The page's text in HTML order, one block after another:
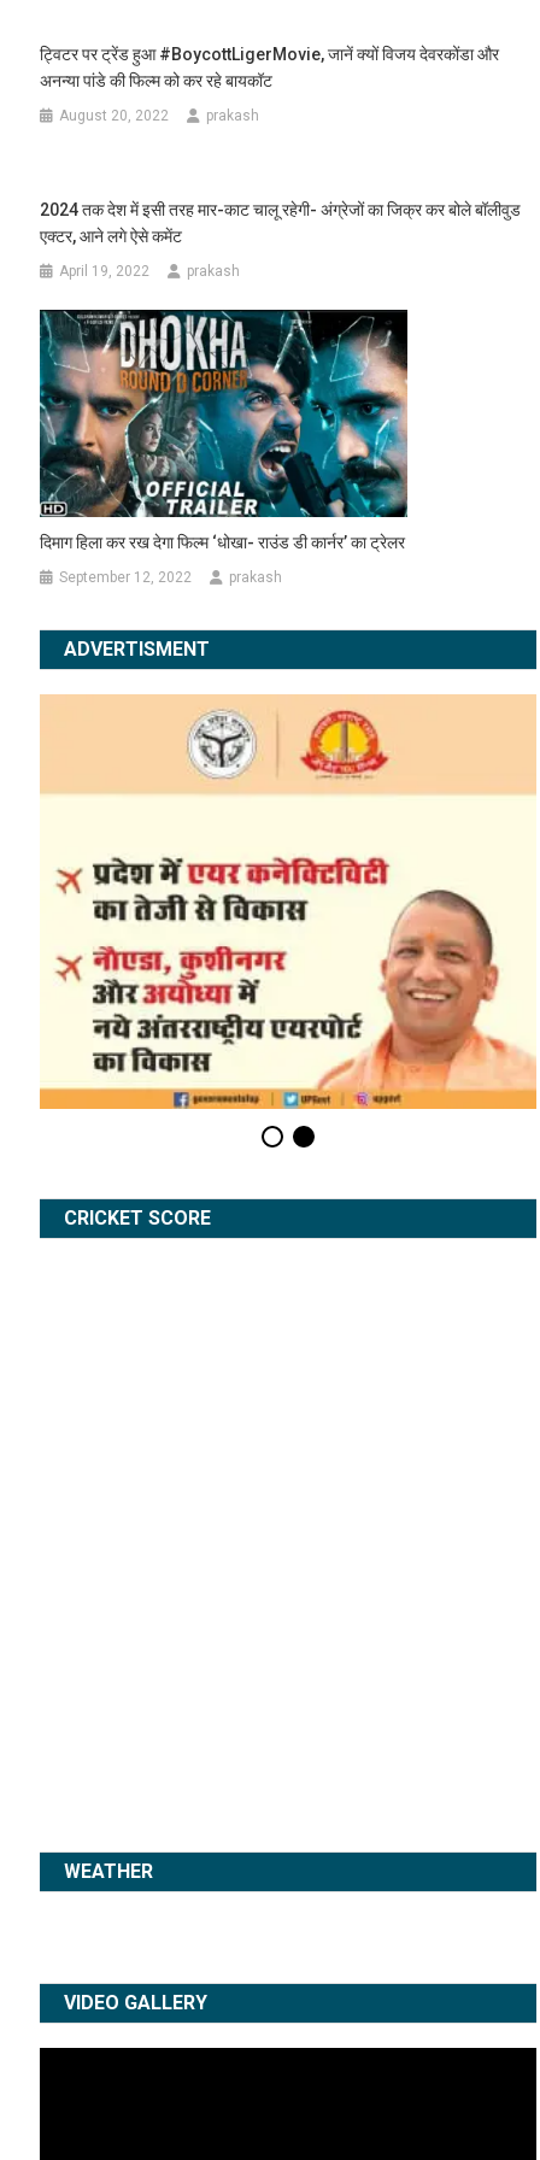
ट्विटर पर ट्रेंड हुआ #BoycottLigerMovie, जानें क्यों विजय देवरकोंडा और
अनन्या पांडे की फिल्म को कर रहे बायकॉट
August 20, 2022 prakash
2024 तक देश में इसी तरह मार-काट चालू रहेगी- अंग्रेजों का जिक्र कर बोले बॉलीवुड
एक्टर, आने लगे ऐसे कमेंट
April 19, 2022 prakash
दिमाग हिला कर रख देगा फिल्म ‘धोखा- राउंड डी कार्नर’ का ट्रेलर
September 12, 2022 prakash
ADVERTISMENT
CRICKET SCORE
WEATHER
VIDEO GALLERY